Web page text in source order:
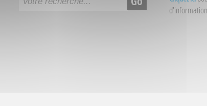
d'information